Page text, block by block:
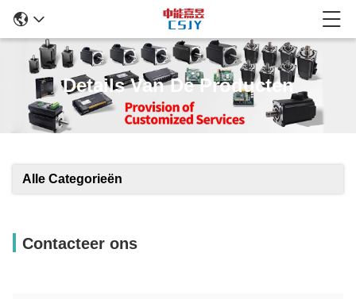
Details Van De Producten
Alle Categorieën
Contacteer ons